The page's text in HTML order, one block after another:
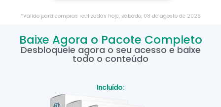
*Válido para compras realizadas hoje, sábado, 08 de agostode 2026
Baixe Agora o Pacote Completo
Desbloqueie agora o seu acesso e baixe
todo o conteúdo
Incluído: